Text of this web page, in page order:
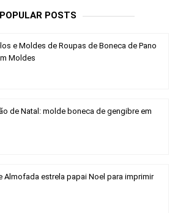
POPULAR POSTS
e Moldes de Roupas de Boneca de Pano
Moldes
de Natal: molde boneca de gengibre em
Almofada estrela papai Noel para imprimir